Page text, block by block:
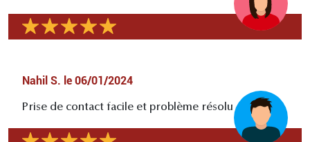
Nahil S. le 06/01/2024
Prise de contact facile et problème résolu